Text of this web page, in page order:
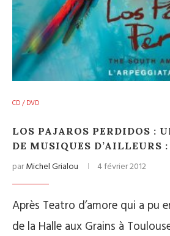
CD / DVD
LOS PAJAROS PERDIDOS :
DE MUSIQUES D’AILLEURS
parMichel Grialou 4 février 2012
Après Teatro d’amore qui a pu
de la Halle aux Grains à